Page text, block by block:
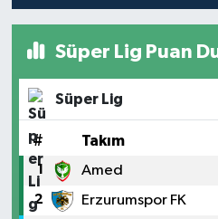
Süper Lig Puan
Süper Lig
# Takım
1 Amed
2 Erzurumspor FK